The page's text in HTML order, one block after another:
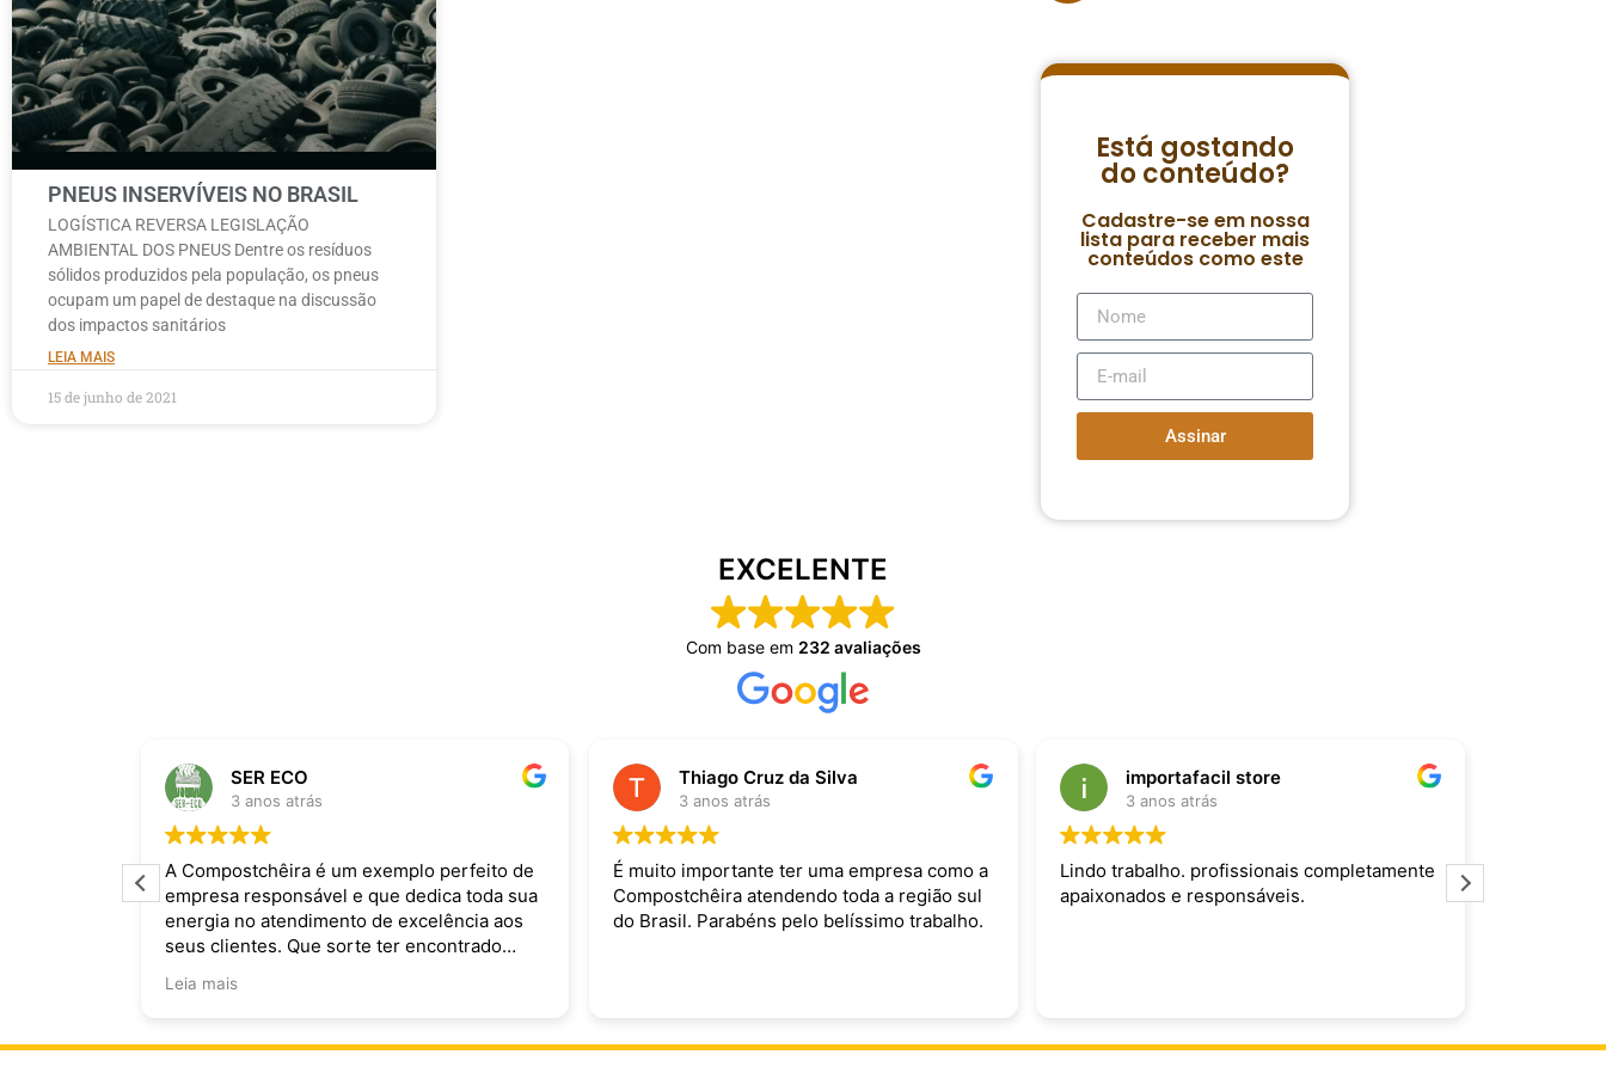
PNEUS INSERVÍVEIS NO BRASIL
LOGÍSTICA REVERSA LEGISLAÇÃO
AMBIENTAL DOS PNEUS Dentre os resíduos
sólidos produzidos pela população, os pneus
ocupam um papel de destaque na discussão
dos impactos sanitários
LEIA MAIS
15 de junho de 2021
Está gostando
do conteúdo?
Cadastre-se em nossa
lista para receber mais
conteúdos como este
Assinar
EXCELENTE
Com base em 232 avaliações
SER ECO
3 anos atrás
A Compostchêira é um exemplo perfeito de
empresa responsável e que dedica toda sua
energia no atendimento de excelência aos
seus clientes. Que sorte ter encontrado
Leia mais
Thiago Cruz da Silva
3 anos atrás
É muito importante ter uma empresa como a
Compostchêira atendendo toda a região sul
do Brasil. Parabéns pelo belíssimo trabalho.
importafacil store
3 anos atrás
Lindo trabalho. profissionais completamente
apaixonados e responsáveis.